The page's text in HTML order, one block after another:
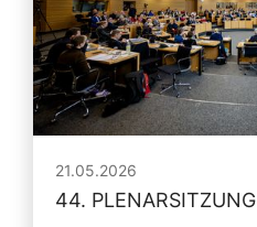
21.05.2026
44. PLENARSITZUNG